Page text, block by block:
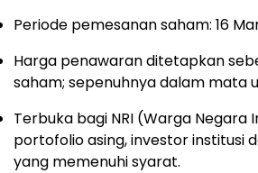
Periode pemesanan saham: 16
Harga penawaran ditetapkan
saham; sepenuhnya dalam mata
Terbuka bagi NRI (Warga Negara
portofolio asing, investor institusi
yang memenuhi syarat.